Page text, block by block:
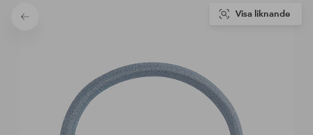
förstasidan
Tillbaka
Visa liknande